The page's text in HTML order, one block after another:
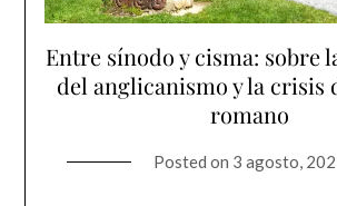
Entre sínodo y cisma: sobre
del anglicanismo y la crisis
romano
Posted on 3 agosto,